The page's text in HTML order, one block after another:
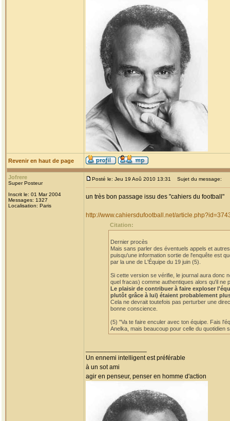
Revenir en haut de page
Jofrere
Super Posteur
Inscrit le: 01 Mar 2004
Messages: 1327
Localisation: Paris
Posté le: Jeu 19 Aoû 2010 13:31 Sujet du message:
un très bon passage issu des "cahiers du football"
http://www.cahiersdufootball.net/
Citation:
Dernier procès
Mais sans parler des éventuels appels et
puisqu'une information sortie de l'enquête est
par la une de L'Équipe du 19 juin (5).
Si cette version se vérifie, le journal aura donc
quel fracas) comme authentiques alors qu'il ne
Le plaisir de contribuer à faire exploser
plutôt grâce à lui) étaient probablement
Cela ne devrait toutefois pas perturber une
bonne conscience.
(5) "Va te faire enculer avec ton équipe. Fais
Anelka, mais beaucoup pour celle du quotidien
Un ennemi intelligent est préférable
à un sot ami
agir en penseur, penser en homme d'action